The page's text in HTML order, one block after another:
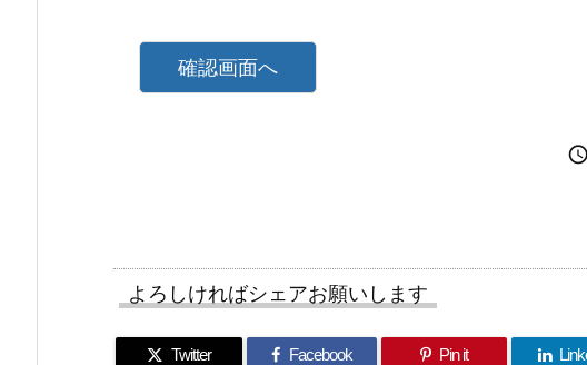

よろしければシェアお願いします
Twitter Facebook Pin it